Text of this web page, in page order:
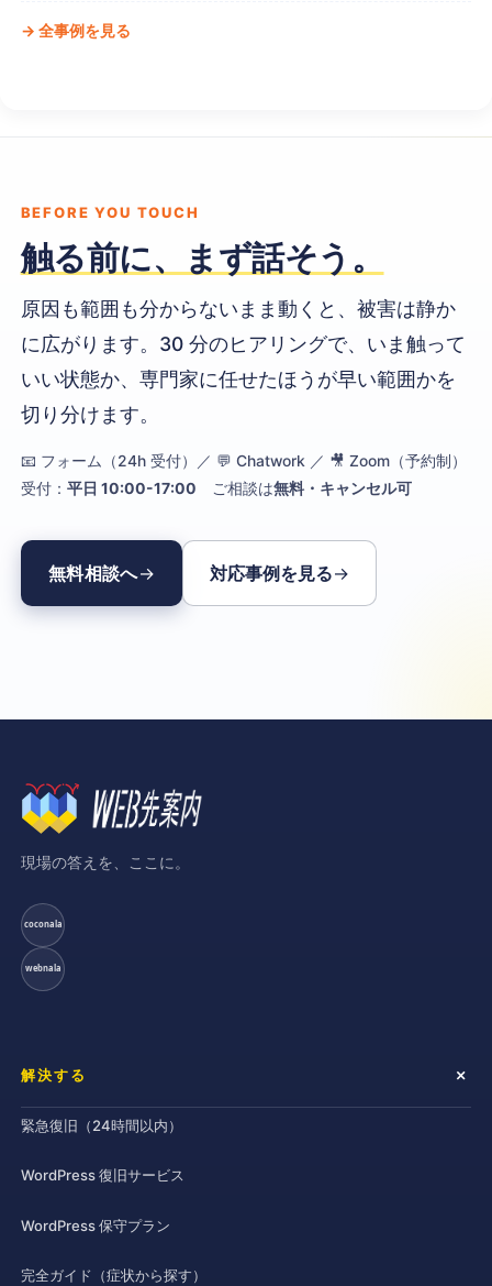
→ 全事例を見る
BEFORE YOU TOUCH
触る前に、まず話そう。
原因も範囲も分からないまま動くと、被害は静か
に広がります。30 分のヒアリングで、いま触って
いい状態か、専門家に任せたほうが早い範囲かを
切り分けます。
📧 フォーム（24h 受付）／ 💬 Chatwork ／ 🎥 Zoom（予約制）
受付： 平日 10:00-17:00 ご相談は無料・キャンセル可
無料相談へ 対応事例を見る
現場の答えを、ここに。
coconala
webnala
解決する
緊急復旧（24時間以内）
WordPress 復旧サービス
WordPress 保守プラン
完全ガイド（症状から探す）